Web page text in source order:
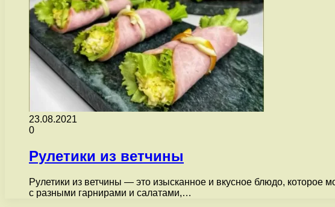
23.08.2021
0
Рулетики из ветчины
Рулетики из ветчины — это изысканное и вкусное блюдо, которое
с разными гарнирами и салатами,…